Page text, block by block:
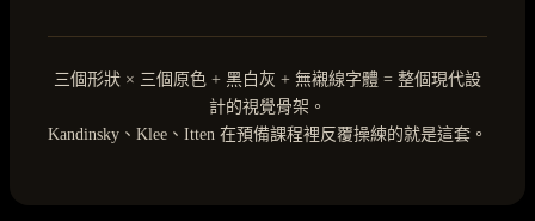
三個形狀 × 三個原色 + 黑白灰 + 無襯線字體 = 整個現代設
計的視覺骨架。
Kandinsky、Klee、Itten 在預備課程裡反覆操練的就是這套。